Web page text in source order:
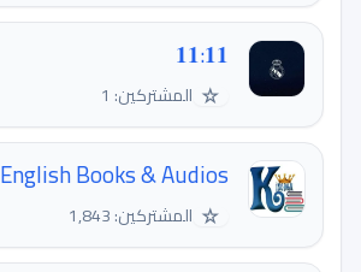
𝟏𝟏:𝟏𝟏
☆ المشتركين: 1
English Books & Audios
☆ المشتركين: 1,843